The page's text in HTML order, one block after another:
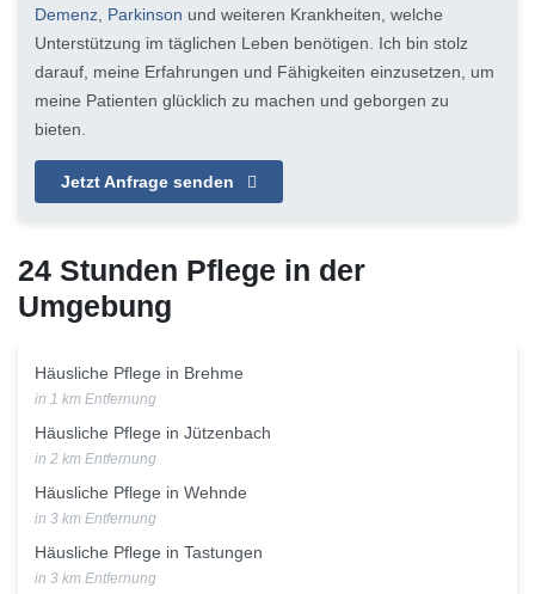
Demenz Parkinson und weiteren Krankheiten, welche
Unterstützung im täglichen Leben benötigen. Ich bin stolz
darauf, meine Erfahrungen und Fähigkeiten einzusetzen, um
meine Patienten glücklich zu machen und geborgen zu
bieten.
Jetzt Anfrage senden
24 Stunden Pflege in der
Umgebung
Häusliche Pflege in Brehme
in 1 km Entfernung
Häusliche Pflege in Jützenbach
in 2 km Entfernung
Häusliche Pflege in Wehnde
in 3 km Entfernung
Häusliche Pflege in Tastungen
in 3 km Entfernung